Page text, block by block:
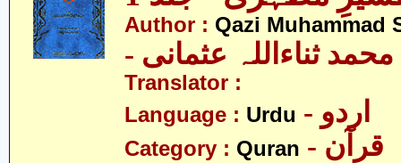
Author : Qazi Muhammad
ثناءاللہ عثمانی
Translator :
Language : Urdu - اردو
Category : Quran - قرآن